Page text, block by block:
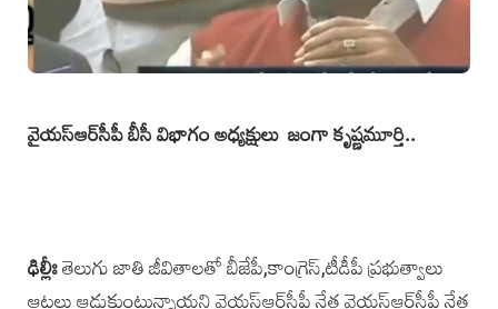
వైయస్‌ఆర్‌సీపీ బీసీ విభాగం అధ్యక్షులు జంగా కృష్ణమూర్తి..
ఢిల్లీఃతెలుగు జాతి జీవితాలతో బీజేపీ,కాంగ్రెస్,టీడీపీ ప్రభుత్వాలు
ఆటలు ఆడుకుంటున్నాయని వైయస్‌ఆర్‌సీపీ నేత వైయస్‌ఆర్‌సీపీ నేత